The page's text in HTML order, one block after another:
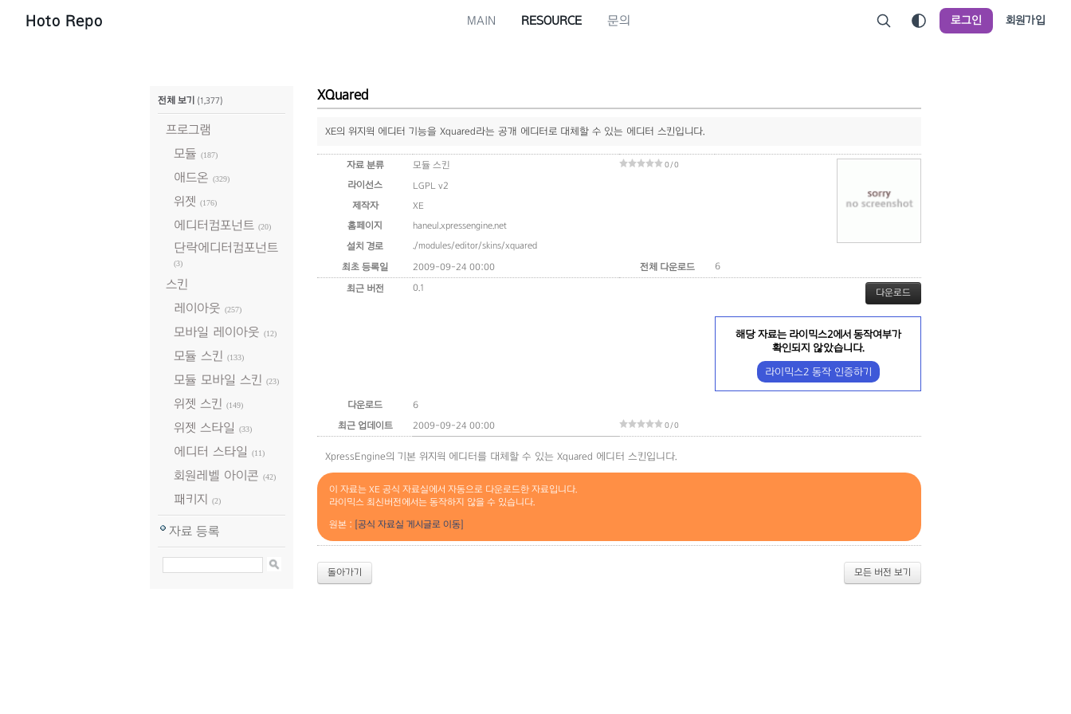
Hoto Repo MAIN RESOURCE 문의 로그인 회원가입
전체 보기 (1,377)
프로그램
모듈 (187)
애드온 (329)
위젯 (176)
에디터컴포넌트 (20)
단락에디터컴포넌트
(3)
스킨
레이아웃 (257)
모바일 레이아웃 (12)
모듈 스킨 (133)
모듈 모바일 스킨 (23)
위젯 스킨 (149)
위젯 스타일 (33)
에디터 스타일 (11)
회원레벨 아이콘 (42)
패키지 (2)
자료 등록
XQuared
XE의 위지윅 에디터 기능을 Xquared라는 공개 에디터로 대체할 수 있는 에디터 스킨입니다.
자료 분류 모듈 스킨 0 / 0
라이선스
LGPL v2
제작자
XE
홈페이지
haneul.xpressengine.net
설치 경로
./modules/editor/skins/xquared
최초 등록일
2009-09-24 00:00 전체 다운로드
6
최근 버전
0.1 다운로드
해당 자료는 라이믹스2에서 동작여부가
확인되지 않았습니다.
라이믹스2 동작 인증하기
다운로드
6
최근 업데이트
2009-09-24 00:00 0 / 0
XpressEngine의 기본 위지윅 에디터를 대체할 수 있는 Xquared 에디터 스킨입니다.
이 자료는 XE 공식 자료실에서 자동으로 다운로드한 자료입니다.
라이믹스 최신버전에서는 동작하지 않을 수 있습니다.
원본 : [공식 자료실 게시글로 이동]
돌아가기 모든 버전 보기